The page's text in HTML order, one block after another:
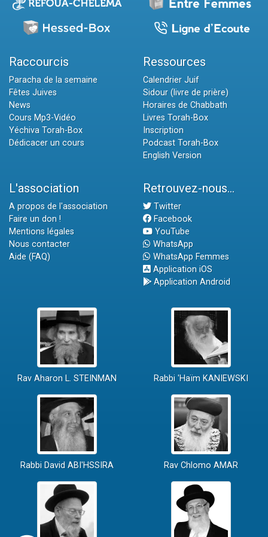
Raccourcis
Paracha de la semaine
Fêtes Juives
News
Cours Mp3-Vidéo
Yéchiva Torah-Box
Dédicacer un cours
Ressources
Calendrier Juif
Sidour (livre de prière)
Horaires de Chabbath
Livres Torah-Box
Inscription
Podcast Torah-Box
English Version
L'association
A propos de l'association
Faire un don !
Mentions légales
Nous contacter
Aide (FAQ)
Retrouvez-nous...
Twitter
Facebook
YouTube
WhatsApp
WhatsApp Femmes
Application iOS
Application Android
Rav Aharon L. STEINMAN Rabbi 'Haïm KANIEWSKI
Rabbi David ABI'HSSIRA Rav Chlomo AMAR